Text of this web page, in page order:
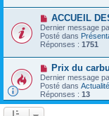
s
a
g
e
a
u
m
e
s
s
a
e
N
o
u
v
e
a
u
m
e
s
s
ACCUEIL
Dernier message
Posté dans
Réponses : 1751
N
o
u
v
e
Prix ​​du
Dernier message
Posté dans
Réponses : 13